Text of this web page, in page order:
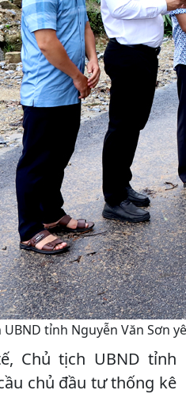
UBND tỉnh Nguyễn Văn Sơn
Chủ tịch UBND tỉnh
chủ đầu tư thống kê